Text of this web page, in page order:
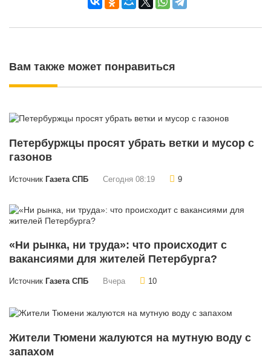
Вам также может понравиться
Петербуржцы просят убрать ветки и мусор с
газонов
Источник Газета СПБ Сегодня 08:19 9
«Ни рынка, ни труда»: что происходит с
вакансиями для жителей Петербурга?
Источник Газета СПБ Вчера 10
Жители Тюмени жалуются на мутную воду с
запахом